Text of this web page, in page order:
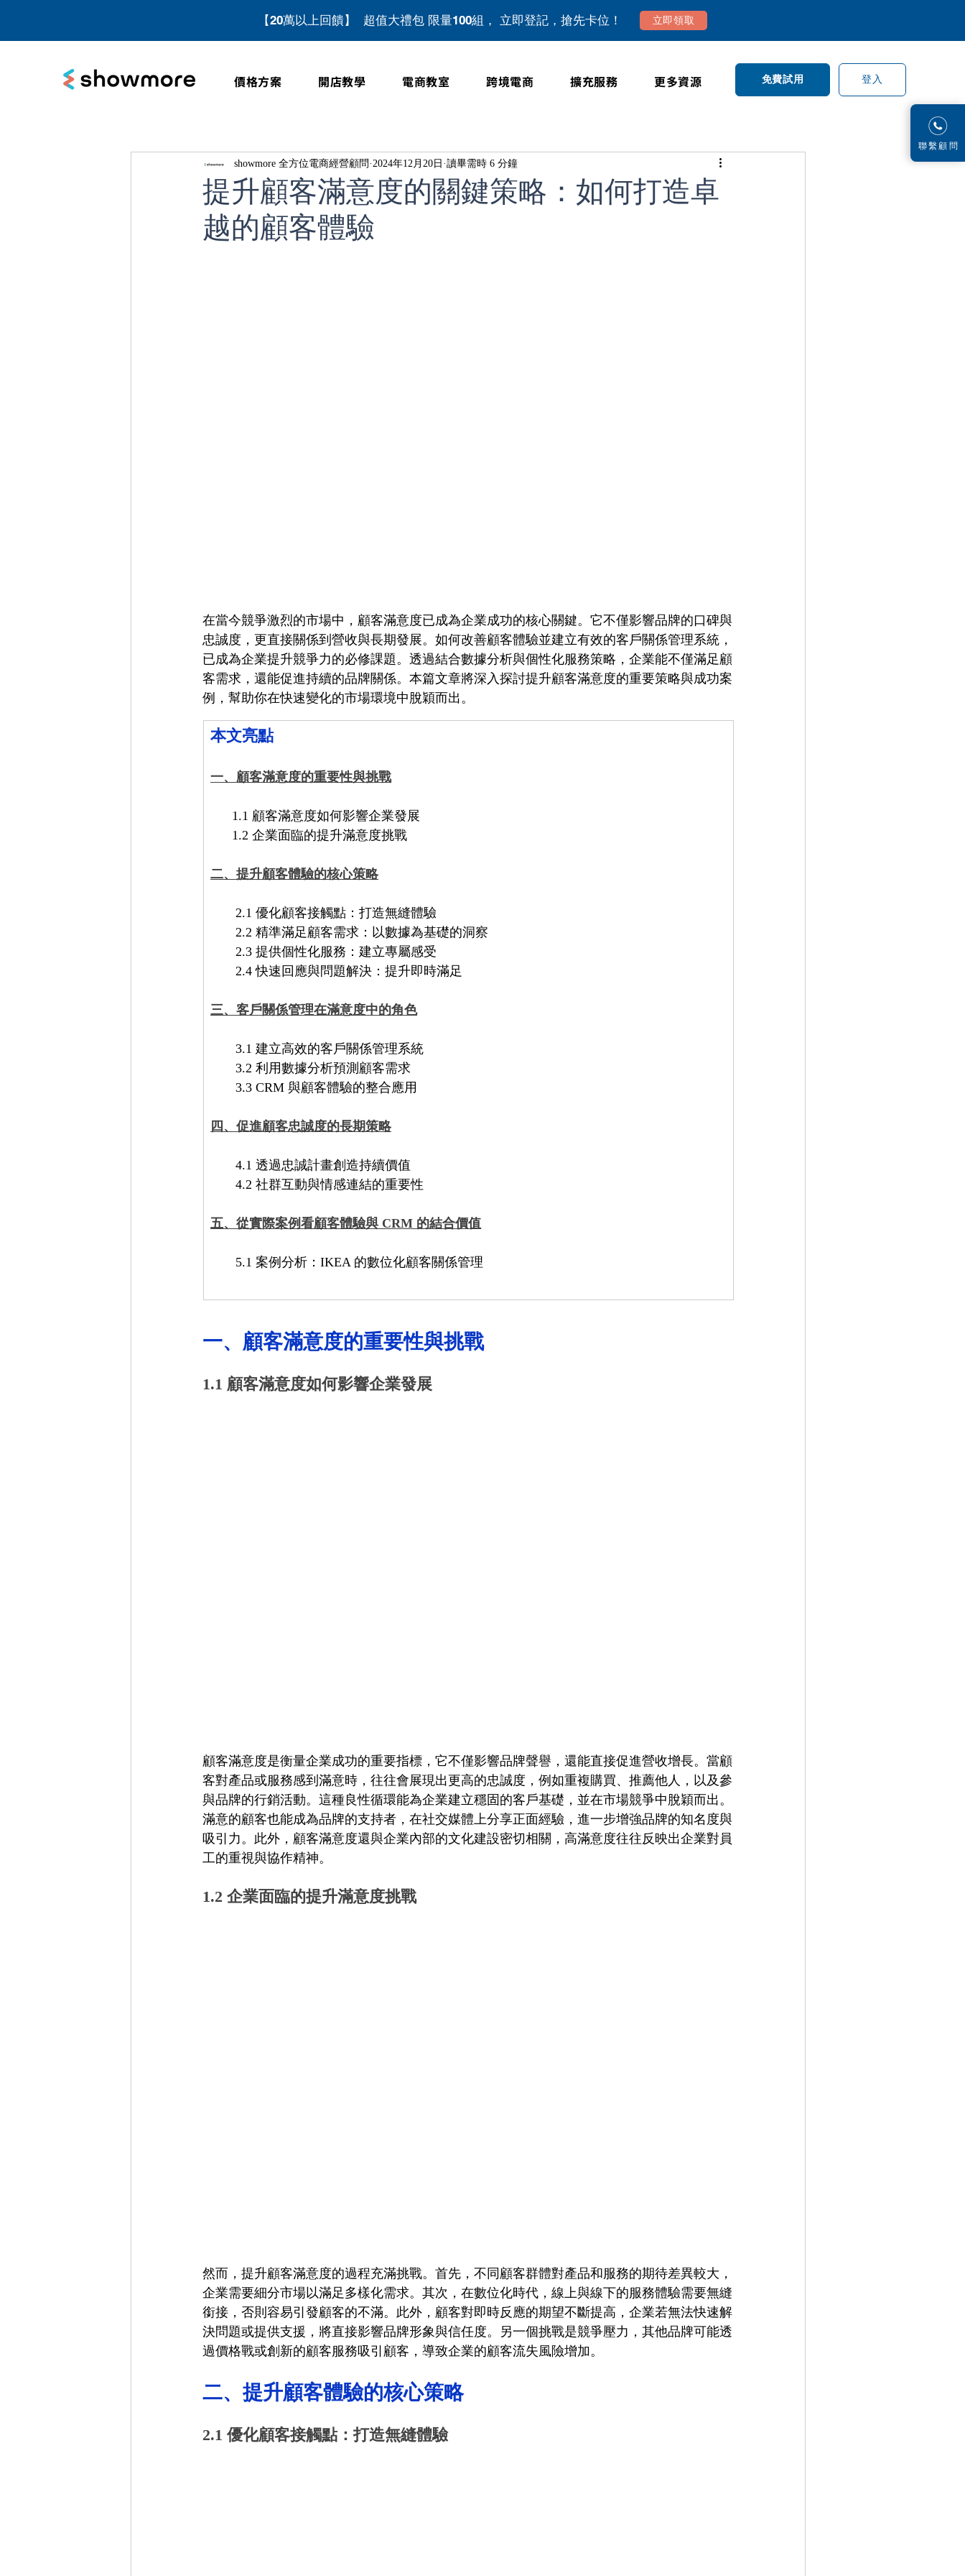
​聯繫顧問
【20萬以上回饋】 超值大禮包 限量100組， 立即登記，搶先卡位！ 立即領取
價格方案 開店教學 電商教室 跨境電商 擴充服務 更多資源 免費試用 登入
提升顧客滿意度的關鍵策略：如何打造卓
越的顧客體驗
showmore 全方位電商經營顧問 2024年12月20日 讀畢需時 6 分鐘
在當今競爭激烈的市場中，顧客滿意度已成為企業成功的核心關鍵。它不僅影響品牌的口碑與
忠誠度，更直接關係到營收與長期發展。如何改善顧客體驗並建立有效的客戶關係管理系統，
已成為企業提升競爭力的必修課題。透過結合數據分析與個性化服務策略，企業能不僅滿足顧
客需求，還能促進持續的品牌關係。本篇文章將深入探討提升顧客滿意度的重要策略與成功案
例，幫助你在快速變化的市場環境中脫穎而出。
本文亮點
一、顧客滿意度的重要性與挑戰
1.1 顧客滿意度如何影響企業發展
1.2 企業面臨的提升滿意度挑戰
二、提升顧客體驗的核心策略
2.1 優化顧客接觸點：打造無縫體驗
2.2 精準滿足顧客需求：以數據為基礎的洞察
2.3 提供個性化服務：建立專屬感受
2.4 快速回應與問題解決：提升即時滿足
三、客戶關係管理在滿意度中的角色
3.1 建立高效的客戶關係管理系統
3.2 利用數據分析預測顧客需求
3.3 CRM 與顧客體驗的整合應用
四、促進顧客忠誠度的長期策略
4.1 透過忠誠計畫創造持續價值
4.2 社群互動與情感連結的重要性
五、從實際案例看顧客體驗與 CRM 的結合價值
5.1 案例分析：IKEA 的數位化顧客關係管理
一、顧客滿意度的重要性與挑戰
1.1 顧客滿意度如何影響企業發展
顧客滿意度是衡量企業成功的重要指標，它不僅影響品牌聲譽，還能直接促進營收增長。當顧
客對產品或服務感到滿意時，往往會展現出更高的忠誠度，例如重複購買、推薦他人，以及參
與品牌的行銷活動。這種良性循環能為企業建立穩固的客戶基礎，並在市場競爭中脫穎而出。
滿意的顧客也能成為品牌的支持者，在社交媒體上分享正面經驗，進一步增強品牌的知名度與
吸引力。此外，顧客滿意度還與企業內部的文化建設密切相關，高滿意度往往反映出企業對員
工的重視與協作精神。
1.2 企業面臨的提升滿意度挑戰
然而，提升顧客滿意度的過程充滿挑戰。首先，不同顧客群體對產品和服務的期待差異較大，
企業需要細分市場以滿足多樣化需求。其次，在數位化時代，線上與線下的服務體驗需要無縫
銜接，否則容易引發顧客的不滿。此外，顧客對即時反應的期望不斷提高，企業若無法快速解
決問題或提供支援，將直接影響品牌形象與信任度。另一個挑戰是競爭壓力，其他品牌可能透
過價格戰或創新的顧客服務吸引顧客，導致企業的顧客流失風險增加。
二、提升顧客體驗的核心策略
2.1 優化顧客接觸點：打造無縫體驗